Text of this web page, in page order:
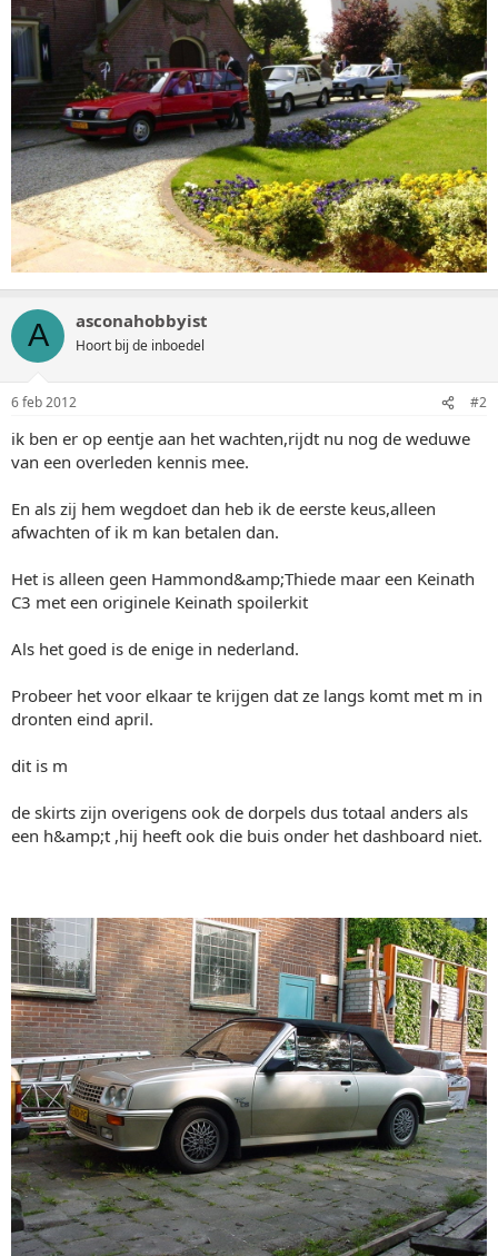
A asconahobbyist
Hoort bij de inboedel
6 feb 2012 #2
ik ben er op eentje aan het wachten,rijdt nu nog de weduwe
van een overleden kennis mee.
En als zij hem wegdoet dan heb ik de eerste keus,alleen
afwachten of ik m kan betalen dan.
Het is alleen geen Hammond&amp;Thiede maar een Keinath
C3 met een originele Keinath spoilerkit
Als het goed is de enige in nederland.
Probeer het voor elkaar te krijgen dat ze langs komt met m in
dronten eind april.
dit is m
de skirts zijn overigens ook de dorpels dus totaal anders als
een h&amp;t ,hij heeft ook die buis onder het dashboard niet.